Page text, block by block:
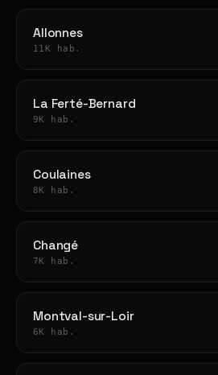
Allonnes
11K hab.
La Ferté-Bernard
9K hab.
Coulaines
8K hab.
Changé
7K hab.
Montval-sur-Loir
6K hab.